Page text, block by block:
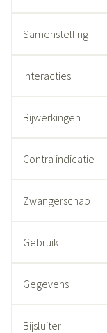
Samenstelling
Interacties
Bijwerkingen
Contra indicatie
Zwangerschap
Gebruik
Gegevens
Bijsluiter